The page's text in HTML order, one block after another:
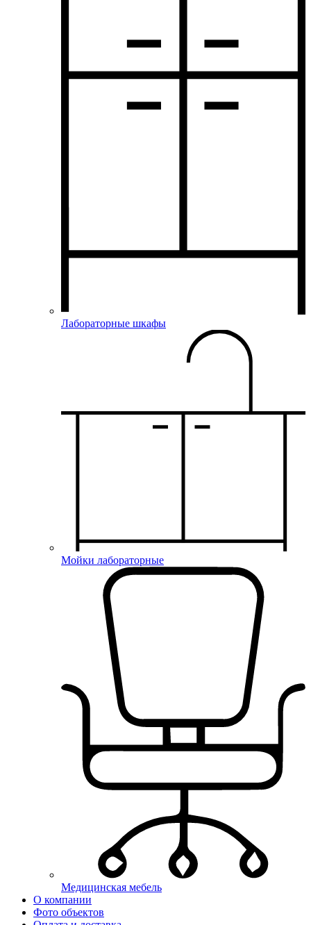
Лабораторные шкафы
Мойки лабораторные
Медицинская мебель
О компании
Фото объектов